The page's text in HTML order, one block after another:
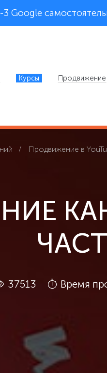
Google
Курсы Продвижение
Продвижение в
37513 Время